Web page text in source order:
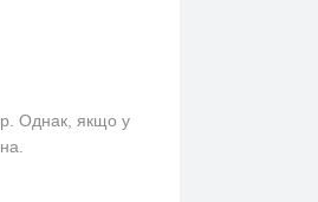
Однак, якщо у